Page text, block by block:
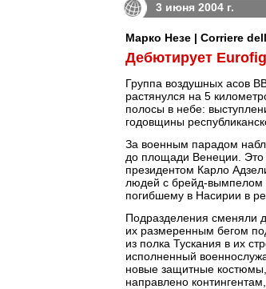
3 июня 2004 г.
Марко Незе | Corriere
Дебютирует
Группа воздушных асов
растянулся на 5
полосы в небе:
годовщины
За военным парадом
до площади Венеции. Это
президентом Карло
людей с брейд-вымпелом
погибшему в Насирии в
Подразделения сменяли
их размеренным бегом
из полка Тускания в их
исполненный
новые защитные
направлено